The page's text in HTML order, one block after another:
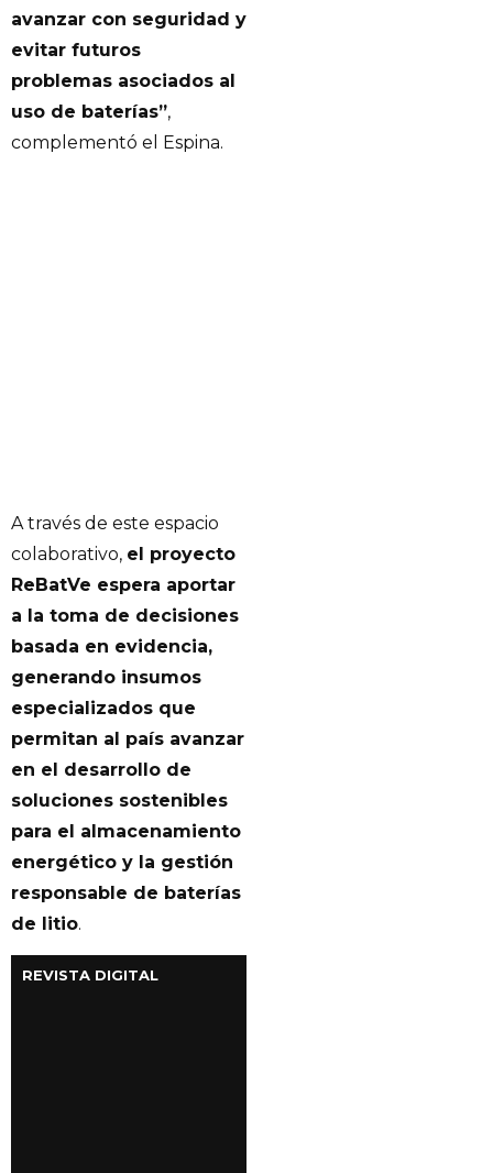
avanzar con seguridad y
evitar futuros
problemas asociados al
uso de baterías”,
complementó el Espina.
A través de este espacio
colaborativo, el proyecto
ReBatVe espera aportar
a la toma de decisiones
basada en evidencia,
generando insumos
especializados que
permitan al país avanzar
en el desarrollo de
soluciones sostenibles
para el almacenamiento
energético y la gestión
responsable de baterías
de litio.
REVISTA DIGITAL